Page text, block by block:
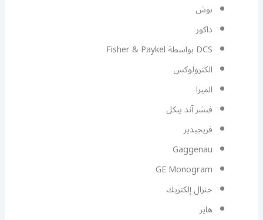
بوش
داكور
DCS بواسطة Fisher & Paykel
الكترولوكس
الميرا
فيشر آند بيكل
فريجيدير
Gaggenau
GE Monogram
جنرال إلكتريك
هاير